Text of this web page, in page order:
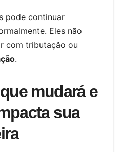
pode continuar
Eles não
com tributação ou
.
mudará e
sua